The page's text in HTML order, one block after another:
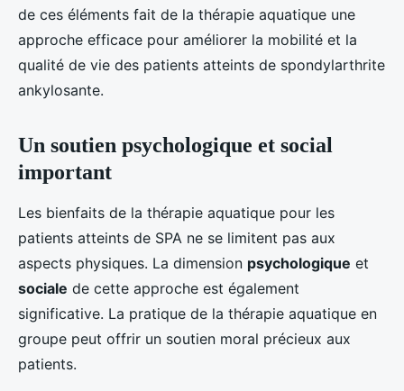
de ces éléments fait de la thérapie aquatique une
approche efficace pour améliorer la mobilité et la
qualité de vie des patients atteints de spondylarthrite
ankylosante.
Un soutien psychologique et social
important
Les bienfaits de la thérapie aquatique pour les
patients atteints de SPA ne se limitent pas aux
aspects physiques. La dimension psychologique et
sociale de cette approche est également
significative. La pratique de la thérapie aquatique en
groupe peut offrir un soutien moral précieux aux
patients.